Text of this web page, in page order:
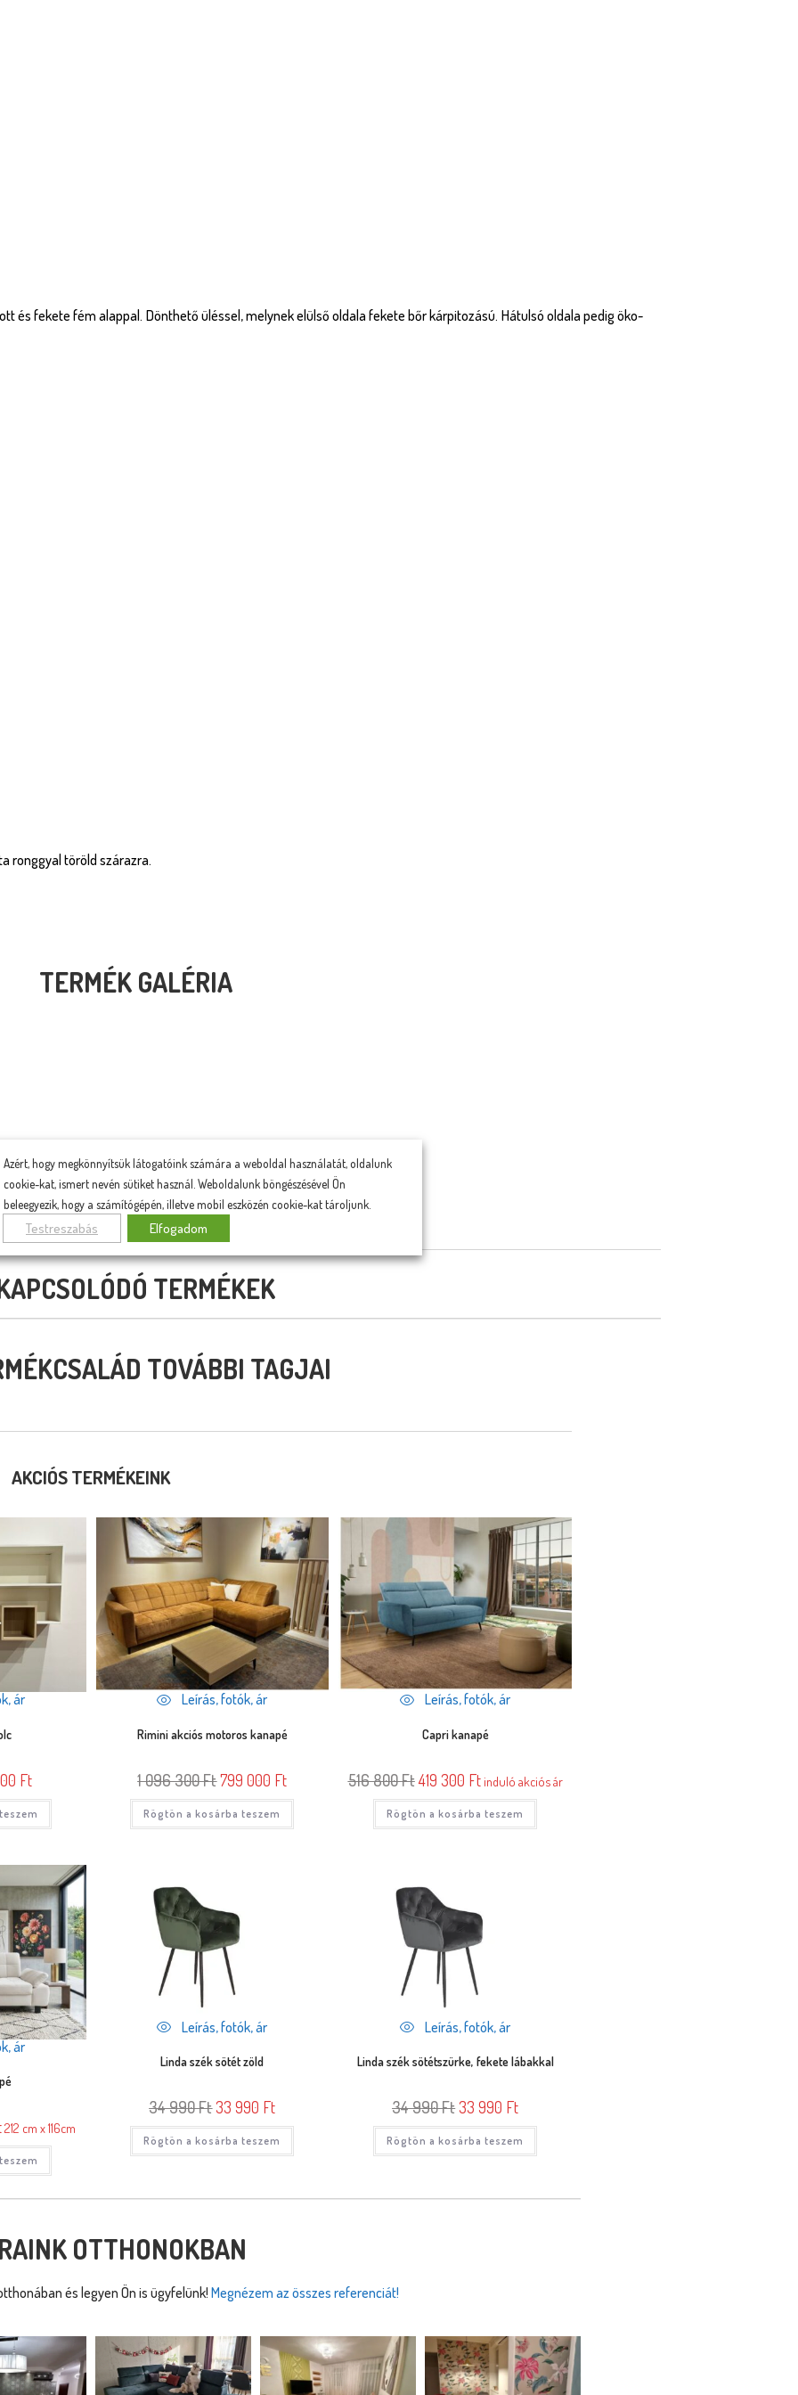
és fekete fém alappal. Dönthető üléssel, melynek elülső oldala fekete bőr kárpitozású. Hátulsó oldala pedig öko-
ronggyal töröld szárazra.
TERMÉK GALÉRIA
TERMÉKEK
TOVÁBBI TAGJAI
AKCIÓS TERMÉKEINK
ár
Ft
Leírás, fotók, ár
Rimini akciós motoros kanapé
1 096 300Ft799 000 Ft
Rögtön a kosárba teszem
Leírás, fotók, ár
Capri kanapé
516 800Ft419 300 Ftinduló akciós ár
Rögtön a kosárba teszem
ár
212 cm x 116cm
Leírás, fotók, ár
Linda szék sötét zöld
34 990Ft 33 990 Ft
Rögtön a kosárba teszem
Leírás, fotók, ár
Linda szék sötétszürke, fekete lábakkal
34 990Ft 33 990 Ft
Rögtön a kosárba teszem
OTTHONOKBAN
és legyen Ön is ügyfelünk! Megnézem az összes referenciát!
Azért, hogy megkönnyítsük látogatóink számára a weboldal használatát, oldalunk
cookie-kat, ismert nevén sütiket használ. Weboldalunk böngészésével Ön
beleegyezik, hogy a számítógépén, illetve mobil eszközén cookie-kat tároljunk.
Testreszabás Elfogadom